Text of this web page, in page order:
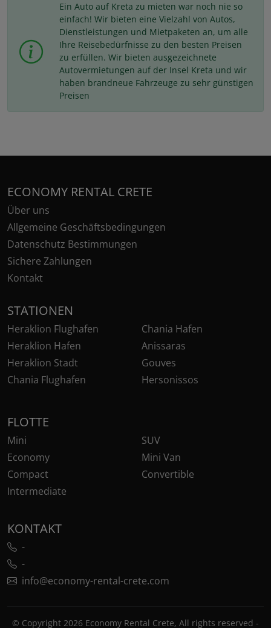
Ein Auto auf Kreta zu mieten war noch nie so
einfach! Wir bieten eine Vielzahl von Autos,
Dienstleistungen und Mietpaketen an, um alle
Ihre Reisebedürfnisse zu den besten Preisen
zu erfüllen. Wir bieten ausgezeichnete
Autovermietungen auf der Insel Kreta und wir
haben brandneue Fahrzeuge zu sehr günstigen
Preisen
ECONOMY RENTAL CRETE
Über uns
Allgemeine Geschäftsbedingungen
Datenschutz Bestimmungen
Sichere Zahlungen
Kontakt
STATIONEN
Heraklion Flughafen
Heraklion Hafen
Heraklion Stadt
Chania Flughafen
Chania Hafen
Anissaras
Gouves
Hersonissos
FLOTTE
Mini
Economy
Compact
Intermediate
SUV
Mini Van
Convertible
KONTAKT
-
-
info@economy-rental-crete.com
© Copyright 2026 Economy Rental Crete, All rights reserved -